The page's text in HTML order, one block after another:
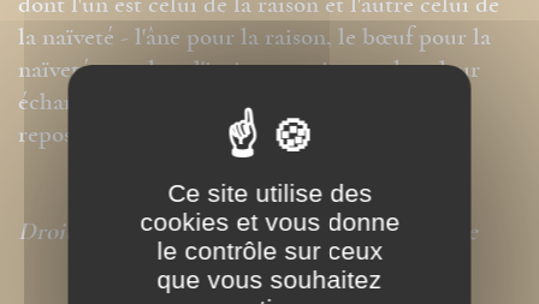
la naïveté - l'âne pour la raison, le bœuf pour la
naïveté - gardant l'intime espoir que dans leur
échange la vérité trouve où se poser, sinon se
reposer.
Droits de traduction disponibles pour ce titre
Ce site utilise des
cookies et vous donne
le contrôle sur ceux
que vous souhaitez